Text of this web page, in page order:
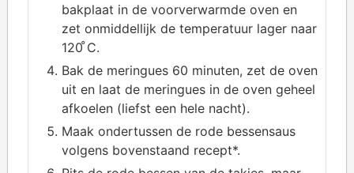
bakplaat in de voorverwarmde oven en
zet onmiddellijk de temperatuur lager naar
120 ̊C.
Bak de meringues 60 minuten, zet de oven
uit en laat de meringues in de oven geheel
afkoelen (liefst een hele nacht).
Maak ondertussen de rode bessensaus
volgens bovenstaand recept*.